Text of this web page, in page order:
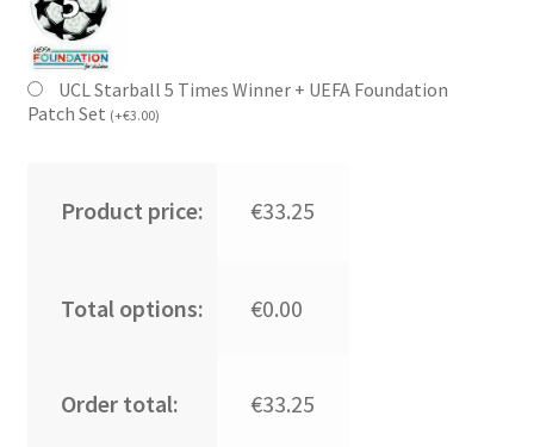
UCL Starball 5 Times Winner + UEFA Foundation
Patch Set (+€3.00)
Product price: €33.25
Total options: €0.00
Order total: €33.25